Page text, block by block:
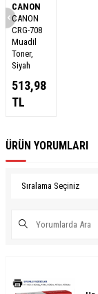
CANON
CANON
CRG-708
Muadil
Toner,
Siyah
513,98
TL
ÜRÜN YORUMLARI